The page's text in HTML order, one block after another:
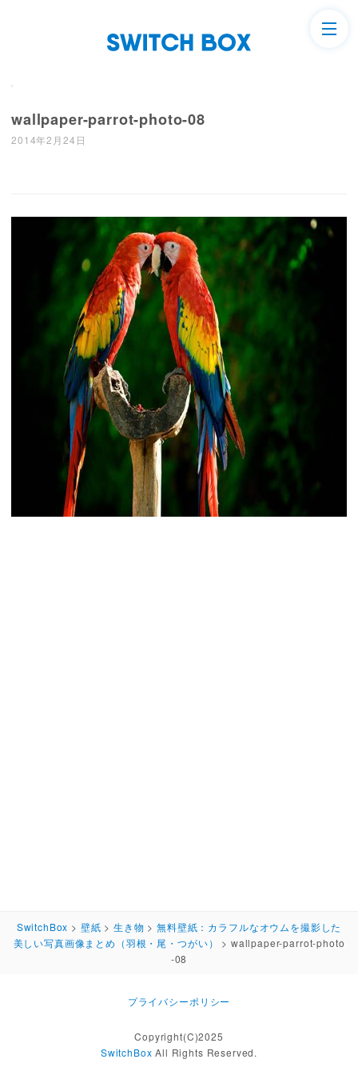
wallpaper-parrot-photo-08
2014年2月24日
SwitchBox > 壁紙 >生き物 >無料壁紙：カラフルなオウムを撮影した
美しい写真画像まとめ（羽根・尾・つがい）
> wallpaper-parrot-photo
-08
プライバシーポリシー
Copyright(C)2025
SwitchBox All Rights Reserved.